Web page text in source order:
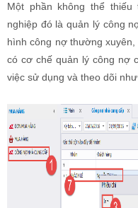
Một phần không thể
nghiệp đó là quản lý công
hình công nợ thường xuyên,
có cơ chế quản lý công nợ
việc sử dụng và theo dõi